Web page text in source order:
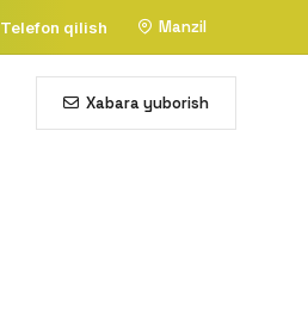
Telefon qilish Manzil
Xabara yuborish